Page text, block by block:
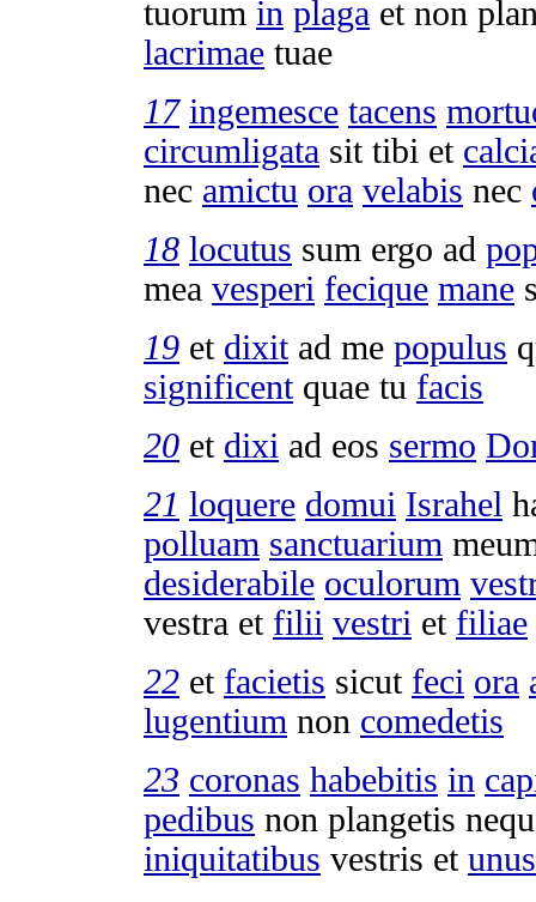
tuorum in plaga et non
lacrimae tuae
17 ingemesce tacens
circumligata sit tibi et
nec amictu ora velabis nec
18 locutus sum ergo ad
mea vesperi fecique mane
19 et dixitad me populus
significentquae tu facis
20 et dixi ad eos sermo
21 loquere domui Israhel
polluam sanctuarium
desiderabile oculorum
vestra et filii vestri et filiae
22 et facietis sicut feci ora
lugentium non comedetis
23 coronas habebitis in
pedibus non plangetis
iniquitatibus vestris et